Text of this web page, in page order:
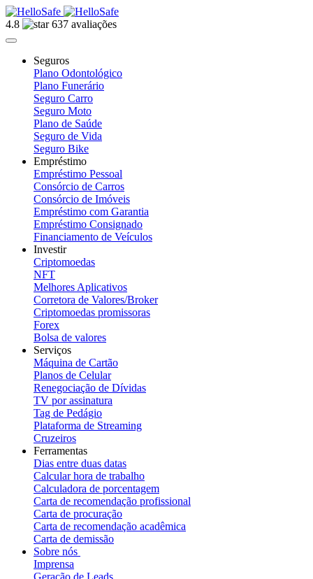
4.8 637 avaliações
Seguros
Plano Odontológico
Plano Funerário
Seguro Carro
Seguro Moto
Plano de Saúde
Seguro de Vida
Seguro Bike
Empréstimo
Empréstimo Pessoal
Consórcio de Carros
Consórcio de Imóveis
Empréstimo com Garantia
Empréstimo Consignado
Financiamento de Veículos
Investir
Criptomoedas
NFT
Melhores Aplicativos
Corretora de Valores/Broker
Criptomoedas promissoras
Forex
Bolsa de valores
Serviços
Máquina de Cartão
Planos de Celular
Renegociação de Dívidas
TV por assinatura
Tag de Pedágio
Plataforma de Streaming
Cruzeiros
Ferramentas
Dias entre duas datas
Calcular hora de trabalho
Calculadora de porcentagem
Carta de recomendação profissional
Carta de procuração
Carta de recomendação acadêmica
Carta de demissão
Sobre nós
Imprensa
Geração de Leads